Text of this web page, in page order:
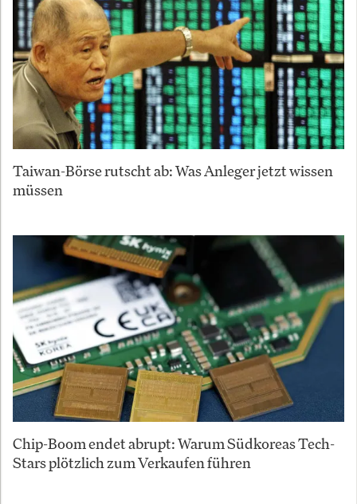
Taiwan-Börse rutscht ab: Was Anleger jetzt wissen
müssen
Chip-Boom endet abrupt: Warum Südkoreas Tech-
Stars plötzlich zum Verkaufen führen